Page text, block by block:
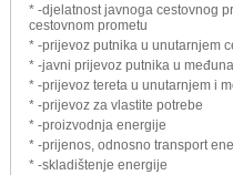
* -djelatnost javnoga cestovnog
cestovnom prometu
* -prijevoz putnika u unutarnjem
* -javni prijevoz putnika u
* -prijevoz tereta u unutarnjem i
* -prijevoz za vlastite potrebe
* -proizvodnja energije
* -prijenos, odnosno transport
* -skladištenje energije